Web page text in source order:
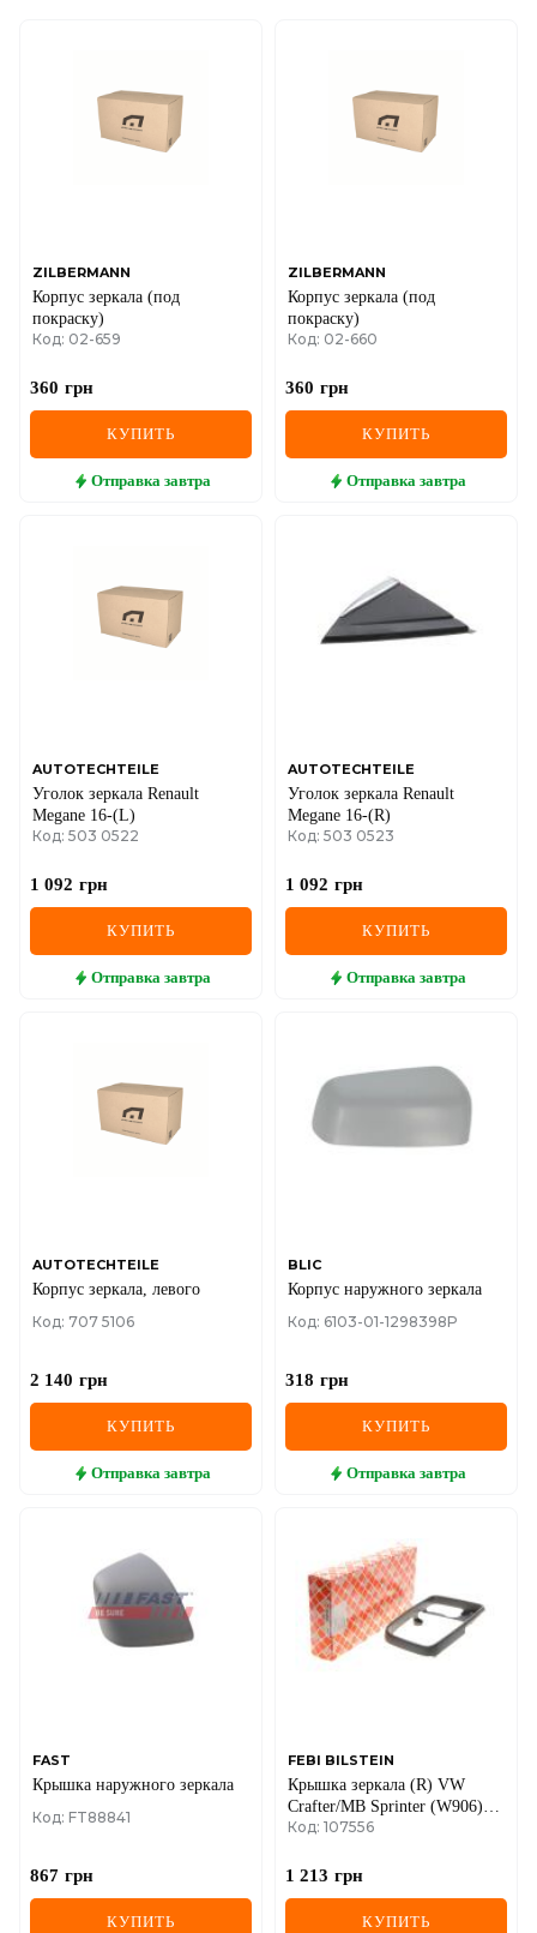
GMC
GREAT WALL
HAVAL
IVECO
LANCIA
LEXUS
LINCOLN
NISSAN
POLESTAR
RENAULT
SMART
SSANGYONG
SUZUKI
ZILBERMANN
Корпус зеркала (под
покраску)
Код: 02-659
360 грн
КУПИТЬ
Отправка завтра
ZILBERMANN
Корпус зеркала (под
покраску)
Код: 02-660
360 грн
КУПИТЬ
Отправка завтра
AUTOTECHTEILE
Уголок зеркала Renault
Megane 16-(L)
Код: 503 0522
1 092 грн
КУПИТЬ
Отправка завтра
AUTOTECHTEILE
Уголок зеркала Renault
Megane 16-(R)
Код: 503 0523
1 092 грн
КУПИТЬ
Отправка завтра
AUTOTECHTEILE
Корпус зеркала, левого
Код: 707 5106
2 140 грн
КУПИТЬ
Отправка завтра
BLIC
Корпус наружного зеркала
Код: 6103-01-1298398P
318 грн
КУПИТЬ
Отправка завтра
FAST
Крышка наружного зеркала
Код: FT88841
867 грн
КУПИТЬ
FEBI BILSTEIN
Крышка зеркала (R) VW
Crafter/MB Sprinter (W906)
06-
Код: 107556
1 213 грн
КУПИТЬ